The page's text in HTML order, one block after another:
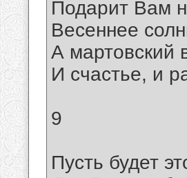
Подарит Вам
Весеннее
А мартовский
И счастье, и
9
Пусть будет